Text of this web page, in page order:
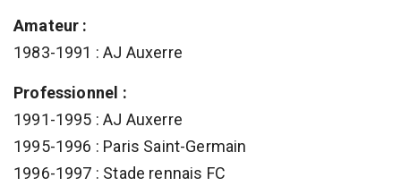
Amateur :
1983-1991 : AJ Auxerre
Professionnel :
1991-1995 : AJ Auxerre
1995-1996 : Paris Saint-Germain
1996-1997 : Stade rennais FC